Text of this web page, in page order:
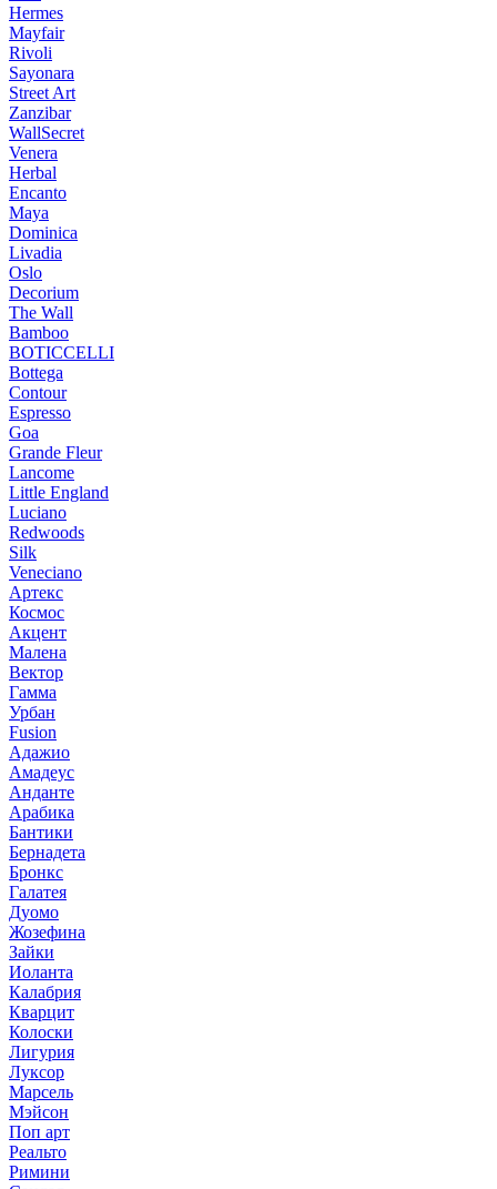
Hermes
Mayfair
Rivoli
Sayonara
Street Art
Zanzibar
WallSecret
Venera
Herbal
Encanto
Maya
Dominica
Livadia
Oslo
Decorium
The Wall
Bamboo
BOTICCELLI
Bottega
Contour
Espresso
Goa
Grande Fleur
Lancome
Little England
Luciano
Redwoods
Silk
Veneciano
Артекс
Космос
Акцент
Малена
Вектор
Гамма
Урбан
Fusion
Адажио
Амадеус
Анданте
Арабика
Бантики
Бернадета
Бронкс
Галатея
Дуомо
Жозефина
Зайки
Иоланта
Калабрия
Кварцит
Колоски
Лигурия
Луксор
Марсель
Мэйсон
Поп арт
Реальто
Римини